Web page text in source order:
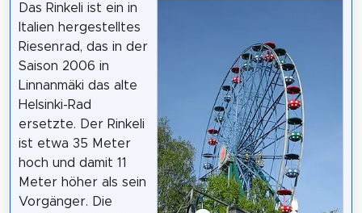
Das Rinkeli ist ein in
Italien hergestelltes
Riesenrad, das in der
Saison 2006 in
Linnanmäki das alte
Helsinki-Rad
ersetzte. Der Rinkeli
ist etwa 35 Meter
hoch und damit 11
Meter höher als sein
Vorgänger. Die